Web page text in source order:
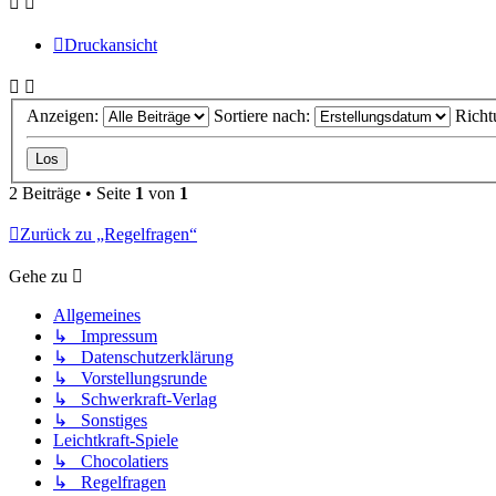
Druckansicht
Anzeigen: Sortiere nach:
2 Beiträge • Seite 1 von 1
Zurück zu „Regelfragen“
Gehe zu
Allgemeines
↳ Impressum
↳ Datenschutzerklärung
↳ Vorstellungsrunde
↳ Schwerkraft-Verlag
↳ Sonstiges
Leichtkraft-Spiele
↳ Chocolatiers
↳ Regelfragen